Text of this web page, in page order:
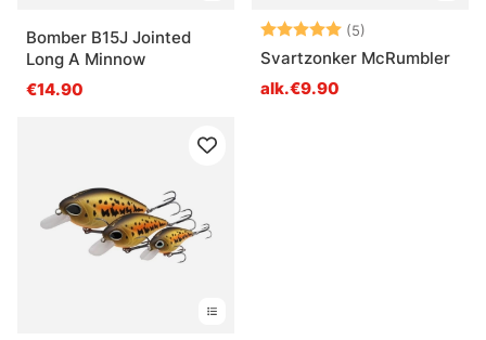
Bomber B15J Jointed
Long A Minnow
€14.90
Arvio: (5)
Svartzonker McRumbler
alk.€9.90